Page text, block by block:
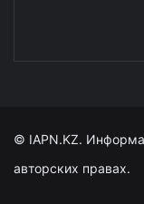
© IAPN.KZ.
авторских правах.